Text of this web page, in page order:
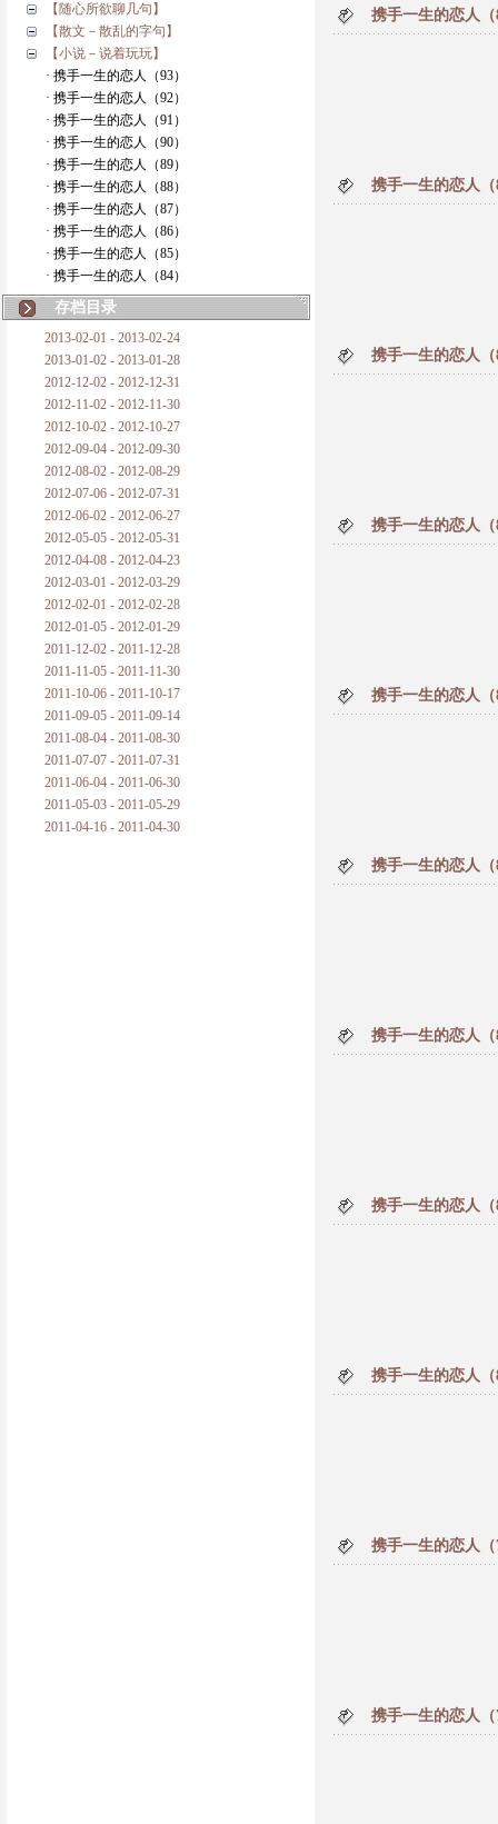
【随心所欲聊几句】
【散文－散乱的字句】
【小说－说着玩玩】
· 携手一生的恋人（93）
· 携手一生的恋人（92）
· 携手一生的恋人（91）
· 携手一生的恋人（90）
· 携手一生的恋人（89）
· 携手一生的恋人（88）
· 携手一生的恋人（87）
· 携手一生的恋人（86）
· 携手一生的恋人（85）
· 携手一生的恋人（84）
存档目录
2013-02-01 - 2013-02-24
2013-01-02 - 2013-01-28
2012-12-02 - 2012-12-31
2012-11-02 - 2012-11-30
2012-10-02 - 2012-10-27
2012-09-04 - 2012-09-30
2012-08-02 - 2012-08-29
2012-07-06 - 2012-07-31
2012-06-02 - 2012-06-27
2012-05-05 - 2012-05-31
2012-04-08 - 2012-04-23
2012-03-01 - 2012-03-29
2012-02-01 - 2012-02-28
2012-01-05 - 2012-01-29
2011-12-02 - 2011-12-28
2011-11-05 - 2011-11-30
2011-10-06 - 2011-10-17
2011-09-05 - 2011-09-14
2011-08-04 - 2011-08-30
2011-07-07 - 2011-07-31
2011-06-04 - 2011-06-30
2011-05-03 - 2011-05-29
2011-04-16 - 2011-04-30
携手一生的恋人（
携手一生的恋人（
携手一生的恋人（
携手一生的恋人（
携手一生的恋人（
携手一生的恋人（
携手一生的恋人（
携手一生的恋人（
携手一生的恋人（
携手一生的恋人（
携手一生的恋人（